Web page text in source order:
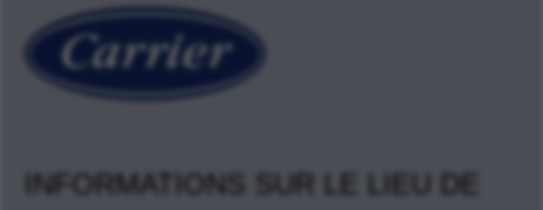
INFORMATIONS SUR LE LIEU DE